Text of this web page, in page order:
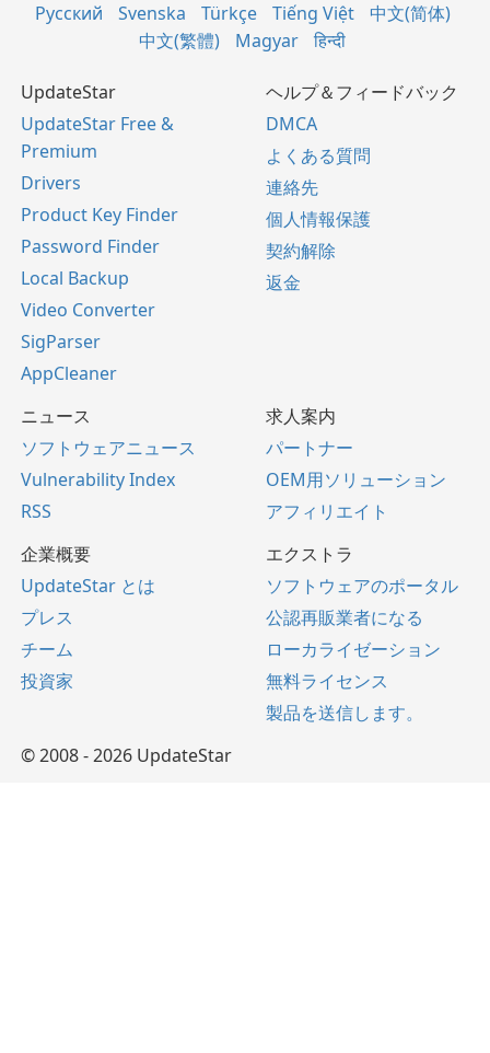
Русский Svenska Türkçe Tiếng Việt
中文(简体)
中文(繁體)
Magyar हिन्दी
UpdateStar
UpdateStar Free &
Premium
Drivers
Product Key Finder
Password Finder
Local Backup
Video Converter
SigParser
AppCleaner
ヘルプ＆フィードバック
DMCA
よくある質問
連絡先
個人情報保護
契約解除
返金
ニュース
ソフトウェアニュース
Vulnerability Index
RSS
求人案内
パートナー
OEM用ソリューション
アフィリエイト
企業概要
UpdateStar とは
プレス
チーム
投資家
エクストラ
ソフトウェアのポータル
公認再販業者になる
ローカライゼーション
無料ライセンス
製品を送信します。
© 2008 - 2026 UpdateStar